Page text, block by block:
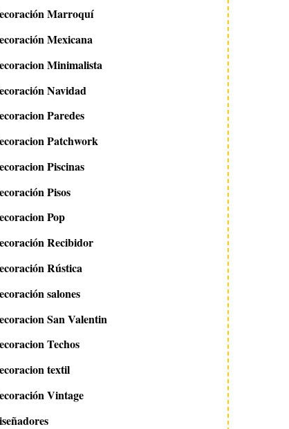
Marroquí
Mexicana
Minimalista
Navidad
Paredes
Patchwork
Piscinas
Pisos
Pop
Recibidor
Rústica
salones
San Valentin
Techos
textil
Vintage